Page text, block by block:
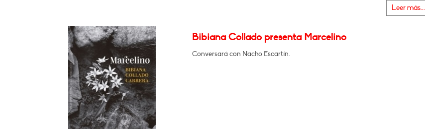
Leer más...
Bibiana Collado presenta Marcelino
Conversará con Nacho Escartín.